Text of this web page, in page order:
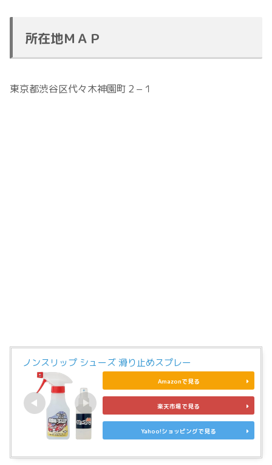
所在地ＭＡＰ
東京都渋谷区代々木神園町２−１
ノンスリップ シューズ 滑り止めスプレー
Amazonで見る
楽天市場で見る
Yahoo!ショッピングで見る